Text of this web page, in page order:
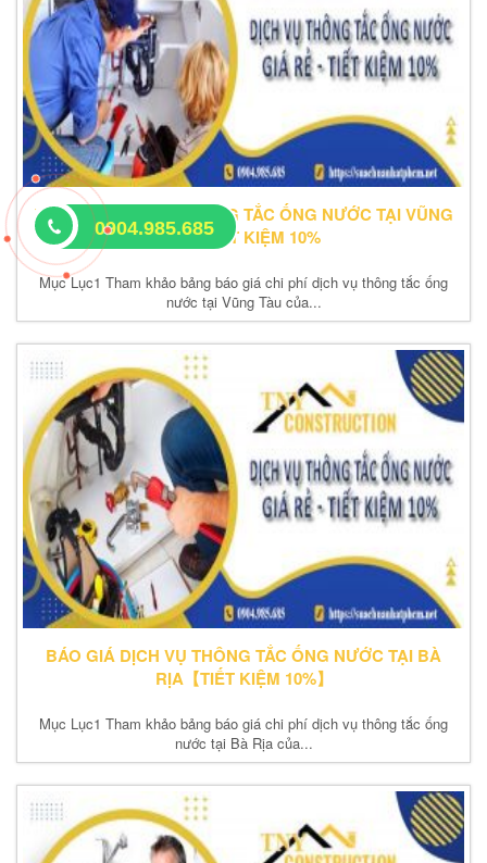
BÁO GIÁ DỊCH VỤ THÔNG TẮC ỐNG NƯỚC TẠI VŨNG
TÀU TIẾT KIỆM 10%
Mục Lục1 Tham khảo bảng báo giá chi phí dịch vụ thông tắc ống
nước tại Vũng Tàu của...
BÁO GIÁ DỊCH VỤ THÔNG TẮC ỐNG NƯỚC TẠI BÀ
RỊA【TIẾT KIỆM 10%】
Mục Lục1 Tham khảo bảng báo giá chi phí dịch vụ thông tắc ống
nước tại Bà Rịa của...
0904.985.685